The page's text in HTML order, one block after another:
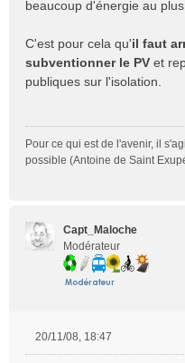
beaucoup d'énergie au
C'est pour cela qu'il faut
subventionner le PV et
publiques sur l'isolation.
Pour ce qui est de l'avenir, il
possible (Antoine de Saint
Capt_Maloche
Modérateur
20/11/08, 18:47